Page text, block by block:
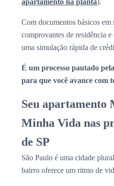
apartamento na planta).
Com documentos básicos
comprovantes de residência
uma simulação rápida de
É um processo pautado
para que você avance com
Seu apartamento
Minha Vida nas
de SP
São Paulo é uma cidade
bairro oferece um ritmo de